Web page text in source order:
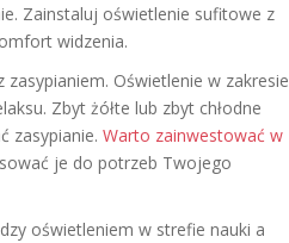
Zainstaluj oświetlenie sufitowe z
widzenia.
Oświetlenie w zakresie
Zbyt żółte lub zbyt chłodne
zasypianie. Warto zainwestować w
je do potrzeb Twojego
oświetleniem w strefie nauki a